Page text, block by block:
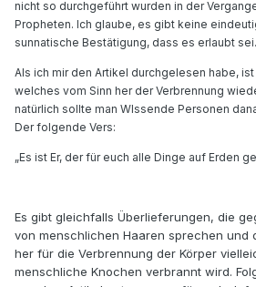
nicht so durchgeführt wurden in der
Propheten. Ich glaube, es gibt keine
sunnatische Bestätigung, dass es erlaubt sei.
Als ich mir den Artikel durchgelesen habe,
welches vom Sinn her der Verbrennung
natürlich sollte man WIssende Personen
Der folgende Vers:
„Es ist Er, der für euch alle Dinge auf Erden
Es gibt gleichfalls Überlieferungen, die
von menschlichen Haaren sprechen und
her für die Verbrennung der Körper
menschliche Knochen verbrannt wird.